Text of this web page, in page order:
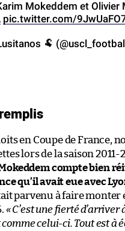
Mokeddem et Olivier
pic.twitter.com/
🐏
en Coupe de France,
lors de la saison 2011-
compte bien
qu’il avait eue avec
parvenu à faire monter
« C’est une fierté d’arriver
celui-ci. Tout est à